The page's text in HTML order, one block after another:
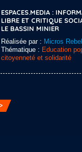
ESPACES.MEDIA :
LIBRE ET CRITIQUE
LE BASSIN MINIER
Réalisée par : Micros
Thématique : Education
citoyenneté et solidarité